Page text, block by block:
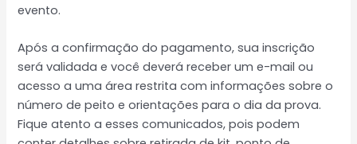
evento.
Após a confirmação do pagamento, sua inscrição
será validada e você deverá receber um e-mail ou
acesso a uma área restrita com informações sobre o
número de peito e orientações para o dia da prova.
Fique atento a esses comunicados, pois podem